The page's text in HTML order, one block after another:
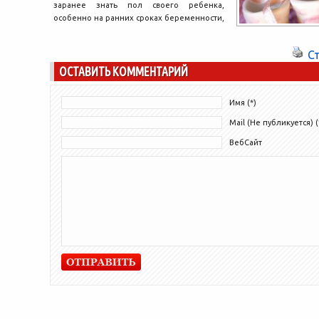
заранее знать пол своего ребенка,
особенно на ранних сроках беременности,
ОСТАВИТЬ КОММЕНТАРИЙ
Имя (*)
Mail (Не публикуется)
ВебСайт